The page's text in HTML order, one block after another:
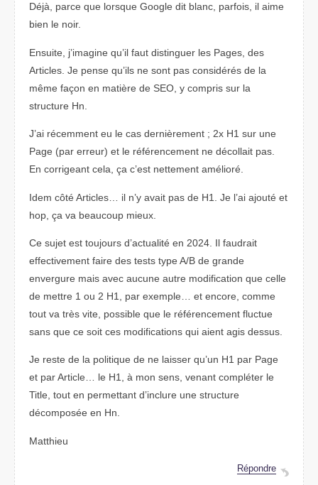
Déjà, parce que lorsque Google dit blanc, parfois, il aime
bien le noir.
Ensuite, j’imagine qu’il faut distinguer les Pages, des
Articles. Je pense qu’ils ne sont pas considérés de la
même façon en matière de SEO, y compris sur la
structure Hn.
J’ai récemment eu le cas dernièrement ; 2x H1 sur une
Page (par erreur) et le référencement ne décollait pas.
En corrigeant cela, ça c’est nettement amélioré.
Idem côté Articles… il n’y avait pas de H1. Je l’ai ajouté et
hop, ça va beaucoup mieux.
Ce sujet est toujours d’actualité en 2024. Il faudrait
effectivement faire des tests type A/B de grande
envergure mais avec aucune autre modification que celle
de mettre 1 ou 2 H1, par exemple… et encore, comme
tout va très vite, possible que le référencement fluctue
sans que ce soit ces modifications qui aient agis dessus.
Je reste de la politique de ne laisser qu’un H1 par Page
et par Article… le H1, à mon sens, venant compléter le
Title, tout en permettant d’inclure une structure
décomposée en Hn.
Matthieu
Répondre